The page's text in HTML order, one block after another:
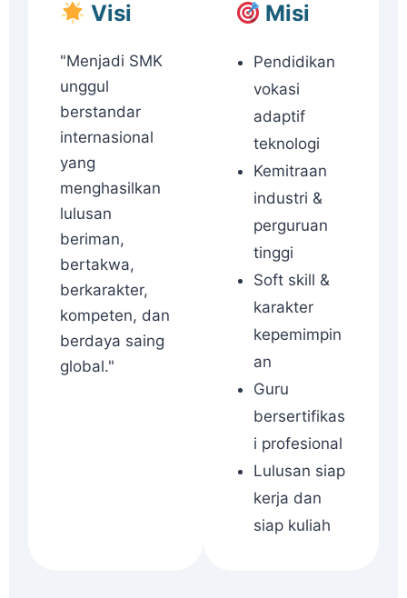
Visi
"Menjadi SMK
unggul
berstandar
internasional
yang
menghasilkan
lulusan
beriman,
bertakwa,
berkarakter,
kompeten, dan
berdaya saing
global."
Misi
Pendidikan
vokasi
adaptif
teknologi
Kemitraan
industri &
perguruan
tinggi
Soft skill &
karakter
kepemimpin
an
Guru
bersertifikas
i profesional
Lulusan siap
kerja dan
siap kuliah